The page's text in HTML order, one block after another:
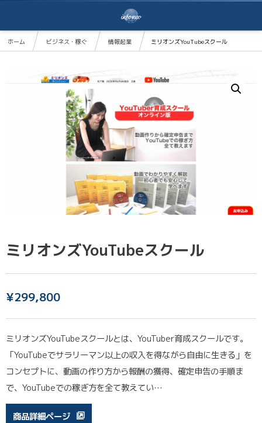
ホーム ビジネス・稼ぐ 情報起業 ミリオンズYouTubeスクール
ミリオンズYouTubeスクール
¥299,800
ミリオンズYouTubeスクールとは、YouTuber育成スクールです。
「YouTubeでサラリーマン以上の収入を得ながら自由に生きる」を
コンセプトに、動画の作り方から報酬の獲得、確定申告の手順ま
で、YouTubeでの稼ぎ方を全て教えてい…
商品詳細ページ